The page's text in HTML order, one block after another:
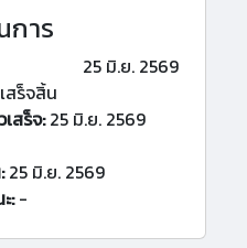
การ
25 มิ.ย. 2569
สร็จสิ้น
สร็จ:25 มิ.ย. 2569
25 มิ.ย. 2569
:-